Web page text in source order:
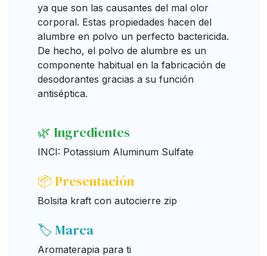
ya que son las causantes del mal olor
corporal. Estas propiedades hacen del
alumbre en polvo un perfecto bactericida.
De hecho, el polvo de alumbre es un
componente habitual en la fabricación de
desodorantes gracias a su función
antiséptica.
🌿 Ingredientes
INCI: Potassium Aluminum Sulfate
📦 Presentación
Bolsita kraft con autocierre zip
🏷️ Marca
Aromaterapia para ti